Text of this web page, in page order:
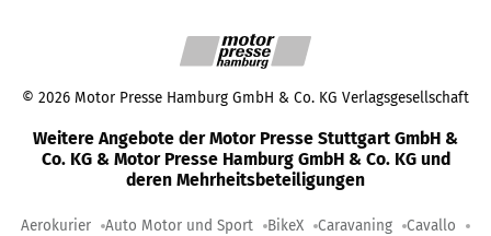
© 2026 Motor Presse Hamburg GmbH & Co. KG Verlagsgesellschaft
Weitere Angebote der Motor Presse Stuttgart GmbH &
Co. KG & Motor Presse Hamburg GmbH & Co. KG und
deren Mehrheitsbeteiligungen
Aerokurier Auto Motor und Sport BikeX Caravaning Cavallo